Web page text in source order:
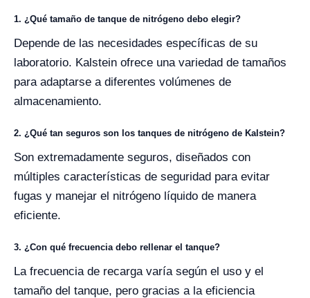
1. ¿Qué tamaño de tanque de nitrógeno debo elegir?
Depende de las necesidades específicas de su
laboratorio. Kalstein ofrece una variedad de tamaños
para adaptarse a diferentes volúmenes de
almacenamiento.
2. ¿Qué tan seguros son los tanques de nitrógeno de Kalstein?
Son extremadamente seguros, diseñados con
múltiples características de seguridad para evitar
fugas y manejar el nitrógeno líquido de manera
eficiente.
3. ¿Con qué frecuencia debo rellenar el tanque?
La frecuencia de recarga varía según el uso y el
tamaño del tanque, pero gracias a la eficiencia